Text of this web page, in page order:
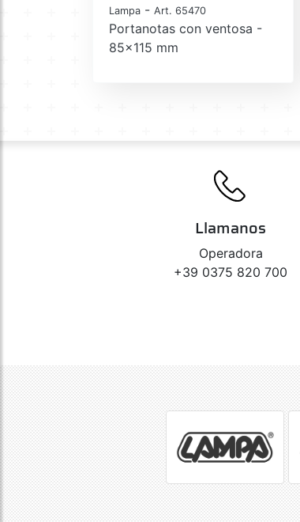
Lampa - Art. 65470
Portanotas con ventosa -
85x115 mm
Llamanos
Operadora
+39 0375 820 700